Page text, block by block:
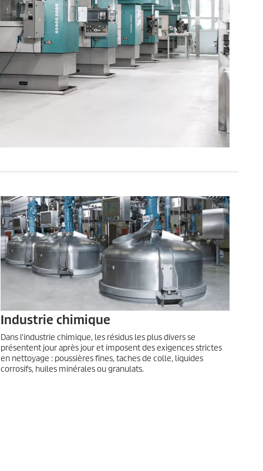
Industrie chimique
Dans l'industrie chimique, les résidus les plus divers se
présentent jour après jour et imposent des exigences strictes
en nettoyage : poussières fines, taches de colle, liquides
corrosifs, huiles minérales ou granulats.